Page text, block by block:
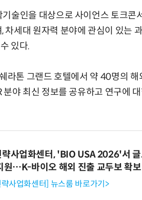
술인을 대상으로 사이언스 토크콘
차세대 원자력 분야에 관심이 있는
있다.
라톤 그랜드 호텔에서 약 40명의 해
야 최신 정보를 공유하고 연구에
략사업화센터, 'BIO USA 2026'서
원…K-바이오 해외 진출 교두보 확보
사업화센터] 뉴스룸 바로가기>
거미줄 쏘고 자동 회수까지…현실판 스파이더맨 웹 슈터